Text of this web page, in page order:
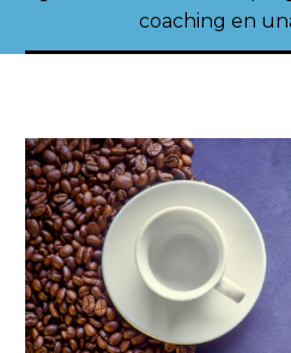
coaching en